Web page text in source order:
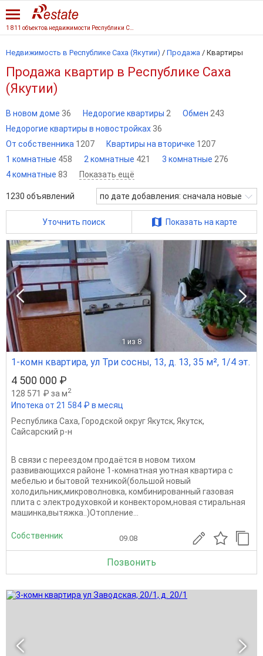
Недвижимость в Республике Саха (Якутии) / Продажа / Квартиры
Продажа квартир в Республике Саха
(Якутии)
В новом доме 36 Недорогие квартиры 2 Обмен 243
Недорогие квартиры в новостройках 36
От собственника 1207 Квартиры на вторичке 1207
1 комнатные 458 2 комнатные 421 3 комнатные 276
4 комнатные 83 Показать ещё
1230 объявлений по дате добавления: сначала новые
Уточнить поиск Показать на карте
1 из 8
1-комн квартира, ул Три сосны, 13, д. 13, 35 м², 1/4 эт.
4 500 000 ₽
128 571 ₽ за м2
Ипотека от 21 584 ₽ в месяц
Республика Саха, Городской округ Якутск, Якутск,
Сайсарский р-н
В связи с переездом продаётся в новом тихом
развивающихся районе 1-комнатная уютная квартира с
мебелью и бытовой техникой(большой новый
холодильник,микроволновка, комбинированный газовая
плита с электродуховкой и конвектором,новая стиральная
машинка,вытяжка..)Отопление...
Собственник 09.08
Позвонить